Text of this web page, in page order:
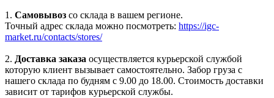
1. Самовывоз со склада в вашем регионе.
Точный адрес склада можно посмотреть: https://igc-
market.ru/contacts/stores/
2. Доставка заказа осуществляется курьерской службой
которую клиент вызывает самостоятельно. Забор груза с
нашего склада по будням с 9.00 до 18.00. Стоимость доставки
зависит от тарифов курьерской службы.